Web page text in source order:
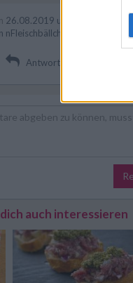
26.08.2019 um 04:36
nFleischbällchen heissen nicht
Antworten
auch interessieren